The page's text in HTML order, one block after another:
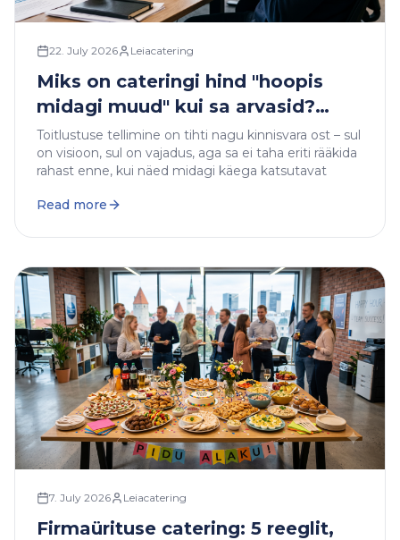
22. July 2026 Leiacatering
Miks on cateringi hind "hoopis
midagi muud" kui sa arvasid?
(Ootused vs Reaalsus)
Toitlustuse tellimine on tihti nagu kinnisvara ost – sul
on visioon, sul on vajadus, aga sa ei taha eriti rääkida
rahast enne, kui näed midagi käega katsutavat
Read more
7. July 2026 Leiacatering
Firmaürituse catering: 5 reeglit,